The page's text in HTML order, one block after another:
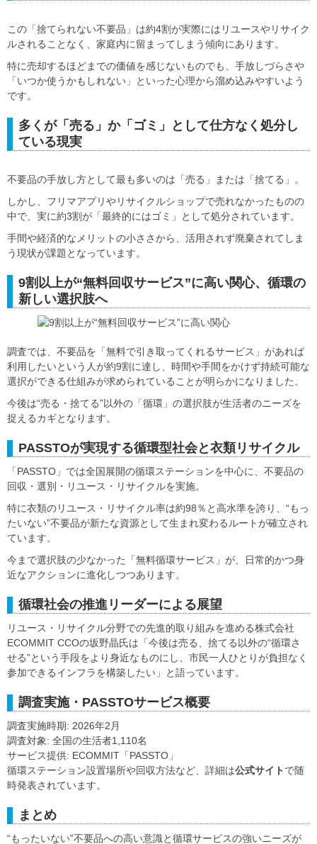
この「捨てられない不要品」は約4割が実際にはリユースやリサイク
ルされることなく、家庭内に留まってしまう傾向にあります。
特に売却するほどまでの価値を感じないものでも、手放しづらさや
「いつか使うかもしれない」といった心理から溜め込みやすいよう
です。
多くが「売る」か「ゴミ」として仕方なく処分し
ている現実
不要品の手放し方として最も多いのは「売る」または「捨てる」。
しかし、フリマアプリやリサイクルショップで売れなかったものの
中で、実に約3割が「最終的にはゴミ」として処分されています。
手間や経済的なメリットの小ささから、活用されず廃棄されてしま
う現状が課題となっています。
9割以上が“無料回収サービス”に高い関心、循環の
新しい選択肢へ
調査では、不要品を「無料で引き取ってくれるサービス」があれば
利用したいという人が約9割に達し、時間や手間をかけず持続可能な
選択ができる仕組みが求められていることが明らかになりました。
今後は“売る・捨てる”以外の「循環」の選択肢が生活者のニーズを
捉えるカギとなります。
PASSTOが実現する循環型社会と衣類リサイクル
「PASSTO」では全国展開の循環ステーションを中心に、不要品の
回収・選別・リユース・リサイクルを実施。
特に衣類のリユース・リサイクル率は約98％と高水準を誇り、“もっ
たいない”不要品が新たな資源として生まれ変わるルートが確立され
ています。
今まで選択肢の少なかった「無料循環サービス」が、日常的かつ身
近なアクションに進化しつつあります。
循環社会の推進リーダーによる展望
リユース・リサイクル分野での先進的取り組みを進める株式会社
ECOMMIT CCOの坂野晶氏は「今後は売る、捨てる以外の“循環さ
せる”という手段をより身近なものにし、市民一人ひとりが負担なく
参加できるインフラを構築したい」と語っています。
調査実施・PASSTOサービス概要
調査実施時期: 2026年2月
調査対象: 全国の生活者1,110名
サービス提供: ECOMMIT「PASSTO」
循環ステーション設置場所や回収方法など、詳細は公式サイト で随
時発表されています。
まとめ
“もったいない”不要品への高い意識と循環サービスの強いニーズが